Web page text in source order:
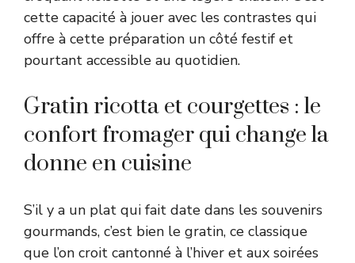
cette capacité à jouer avec les contrastes qui
offre à cette préparation un côté festif et
pourtant accessible au quotidien.
Gratin ricotta et courgettes : le
confort fromager qui change la
donne en cuisine
S’il y a un plat qui fait date dans les souvenirs
gourmands, c’est bien le gratin, ce classique
que l’on croit cantonné à l’hiver et aux soirées